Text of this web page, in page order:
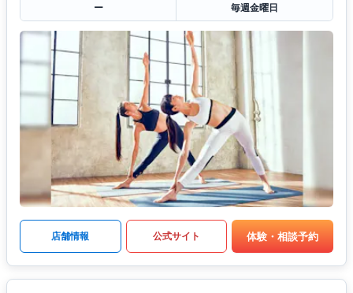
ー
毎週金曜日
店舗情報 公式サイト 体験・相談予約